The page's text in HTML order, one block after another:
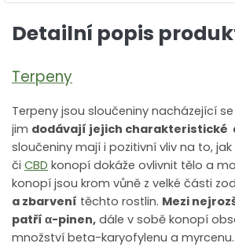
Detailní popis
Terpeny
Terpeny jsou sloučeniny nacházející
jim dodávají jejich charakteristické
sloučeniny mají i pozitivní vliv na to,
či CBD konopí dokáže ovlivnit tělo a
konopí jsou krom vůně z velké části
a zbarvení těchto rostlin. Mezi
patří α-pinen, dále v sobě konopí
množství beta-karyofylenu a myrcenu.